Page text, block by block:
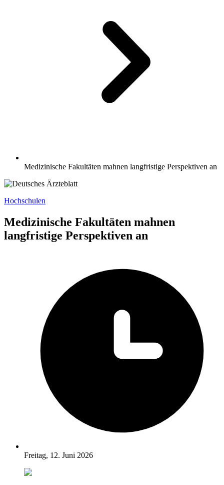
Medizinische Fakultäten mahnen langfristige Perspektiven an
Hochschulen
Medizinische Fakultäten mahnen
langfristige Perspektiven an
Freitag, 12. Juni 2026